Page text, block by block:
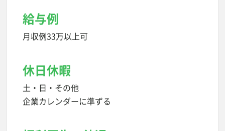
給与例
月収例33万以上可
休日休暇
土・日・その他
企業カレンダーに準ずる